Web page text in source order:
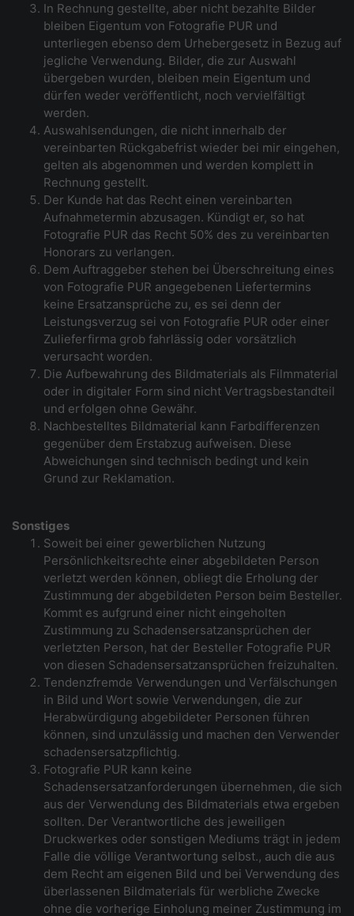
In Rechnung gestellte, aber nicht bezahlte Bilder
bleiben Eigentum von Fotografie PUR und
unterliegen ebenso dem Urhebergesetz in Bezug auf
jegliche Verwendung. Bilder, die zur Auswahl
übergeben wurden, bleiben mein Eigentum und
dürfen weder veröffentlicht, noch vervielfältigt
werden.
Auswahlsendungen, die nicht innerhalb der
vereinbarten Rückgabefrist wieder bei mir eingehen,
gelten als abgenommen und werden komplett in
Rechnung gestellt.
Der Kunde hat das Recht einen vereinbarten
Aufnahmetermin abzusagen. Kündigt er, so hat
Fotografie PUR das Recht 50% des zu vereinbarten
Honorars zu verlangen.
Dem Auftraggeber stehen bei Überschreitung eines
von Fotografie PUR angegebenen Liefertermins
keine Ersatzansprüche zu, es sei denn der
Leistungsverzug sei von Fotografie PUR oder einer
Zulieferfirma grob fahrlässig oder vorsätzlich
verursacht worden.
Die Aufbewahrung des Bildmaterials als Filmmaterial
oder in digitaler Form sind nicht Vertragsbestandteil
und erfolgen ohne Gewähr.
Nachbestelltes Bildmaterial kann Farbdifferenzen
gegenüber dem Erstabzug aufweisen. Diese
Abweichungen sind technisch bedingt und kein
Grund zur Reklamation.
Sonstiges
Soweit bei einer gewerblichen Nutzung
Persönlichkeitsrechte einer abgebildeten Person
verletzt werden können, obliegt die Erholung der
Zustimmung der abgebildeten Person beim Besteller.
Kommt es aufgrund einer nicht eingeholten
Zustimmung zu Schadensersatzansprüchen der
verletzten Person, hat der Besteller Fotografie PUR
von diesen Schadensersatzansprüchen freizuhalten.
Tendenzfremde Verwendungen und Verfälschungen
in Bild und Wort sowie Verwendungen, die zur
Herabwürdigung abgebildeter Personen führen
können, sind unzulässig und machen den Verwender
schadensersatzpflichtig.
Fotografie PUR kann keine
Schadensersatzanforderungen übernehmen, die sich
aus der Verwendung des Bildmaterials etwa ergeben
sollten. Der Verantwortliche des jeweiligen
Druckwerkes oder sonstigen Mediums trägt in jedem
Falle die völlige Verantwortung selbst., auch die aus
dem Recht am eigenen Bild und bei Verwendung des
überlassenen Bildmaterials für werbliche Zwecke
ohne die vorherige Einholung meiner Zustimmung im